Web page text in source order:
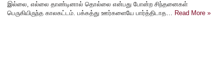
இல்லை, எல்லை தாண்டினால் தொல்லை என்பது போன்ற சிந்தனைகள்
பெருகியிருந்த காலகட்டம். பக்கத்து ஊர்களையே பார்த்திடாத… Read More »